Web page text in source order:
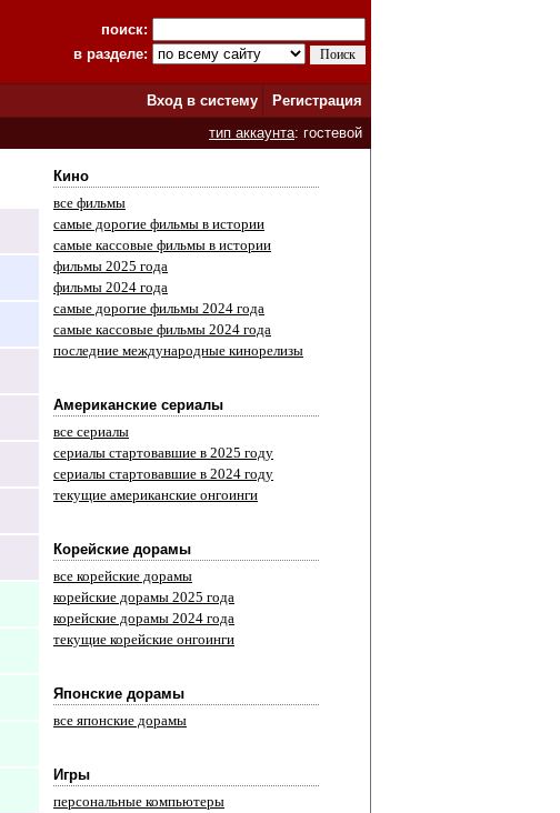
поиск:
в разделе:
Вход в систему
Регистрация
тип аккаунта: гостевой
Кино
все фильмы
самые дорогие фильмы в истории
самые кассовые фильмы в истории
фильмы 2025 года
фильмы 2024 года
самые дорогие фильмы 2024 года
самые кассовые фильмы 2024 года
последние международные кинорелизы
Американские сериалы
все сериалы
сериалы стартовавшие в 2025 году
сериалы стартовавшие в 2024 году
текущие американские онгоинги
Корейские дорамы
все корейские дорамы
корейские дорамы 2025 года
корейские дорамы 2024 года
текущие корейские онгоинги
Японские дорамы
все японские дорамы
Игры
персональные компьютеры